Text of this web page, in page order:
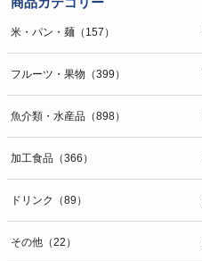
米・パン・麺（157）
フルーツ・果物（399）
魚介類・水産品（898）
加工食品（366）
ドリンク（89）
その他（22）